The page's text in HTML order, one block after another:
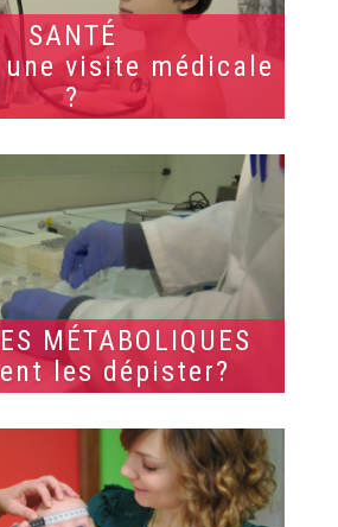
SANTÉ
visite médicale
?
MÉTABOLIQUES
les dépister?